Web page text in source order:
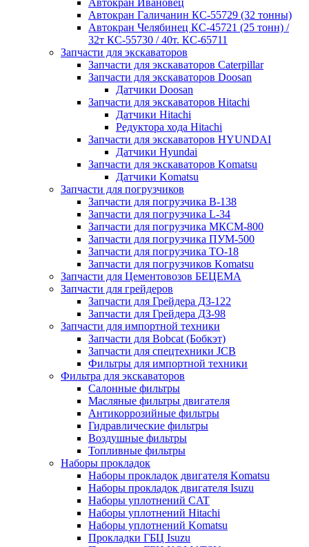
Автокран Ивановец
Автокран Галичанин КС-55729 (32 тонны)
Автокран Челябинец КС-45721 (25 тонн) /
32т КС-55730 / 40т. КС-65711
Запчасти для экскаваторов
Запчасти для экскаваторов Caterpillar
Запчасти для экскаваторов Doosan
Датчики Doosan
Запчасти для экскаваторов Hitachi
Датчики Hitachi
Редуктора хода Hitachi
Запчасти для экскаваторов HYUNDAI
Датчики Hyundai
Запчасти для экскаваторов Komatsu
Датчики Komatsu
Запчасти для погрузчиков
Запчасти для погрузчика B-138
Запчасти для погрузчика L-34
Запчасти для погрузчика МКСМ-800
Запчасти для погрузчика ПУМ-500
Запчасти для погрузчика ТО-18
Запчасти для погрузчиков Komatsu
Запчасти для Цементовозов БЕЦЕМА
Запчасти для грейдеров
Запчасти для Грейдера ДЗ-122
Запчасти для Грейдера ДЗ-98
Запчасти для импортной техники
Запчасти для Bobcat (Бобкэт)
Запчасти для спецтехники JCB
Фильтры для импортной техники
Фильтра для экскаваторов
Салонные фильтры
Масляные фильтры двигателя
Антикоррозийные фильтры
Гидравлические фильтры
Воздушные фильтры
Топливные фильтры
Наборы прокладок
Наборы прокладок двигателя Komatsu
Наборы прокладок двигателя Isuzu
Наборы уплотнений CAT
Наборы уплотнений Hitachi
Наборы уплотнений Komatsu
Прокладки ГБЦ Isuzu